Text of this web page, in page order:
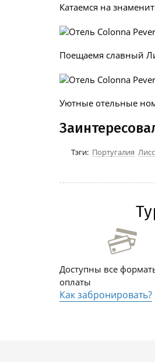
Катаемся на
Поещаемя
Уютные
Тэги: Португалия
Доступны все
оплаты
Как забронировать?